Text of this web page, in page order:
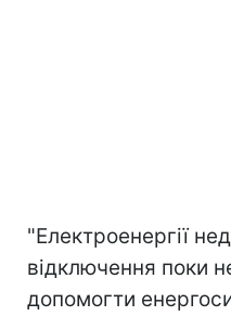
"Електроенергії
відключення поки
допомогти